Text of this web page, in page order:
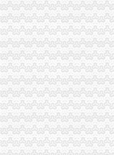
【一代新淮母猪养殖基地南